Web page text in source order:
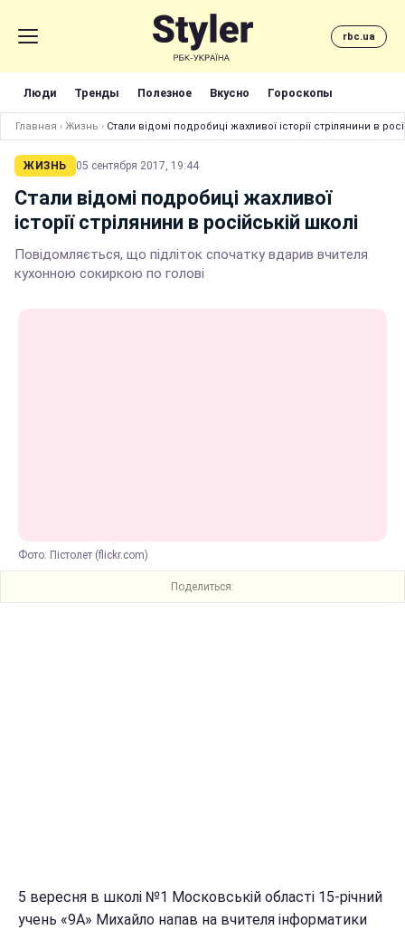
rbc.ua
Люди Тренды Полезное Вкусно Гороскопы
Главная › Жизнь › Стали відомі подробиці жахливої історії стрілянини в
ЖИЗНЬ 05 сентября 2017, 19:44
Стали відомі подробиці жахливої
історії стрілянини в російській школі
Повідомляється, що підліток спочатку вдарив вчителя
кухонною сокиркою по голові
Фото: Пістолет (flickr.com)
Поделиться:
5 вересня в школі №1 Московській області 15-річний
учень «9А» Михайло напав на вчителя інформатики